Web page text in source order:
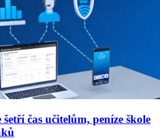
čas učitelům, peníze škole